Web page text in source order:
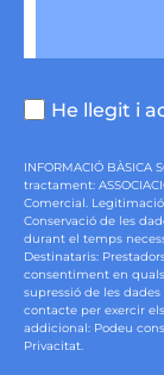
He llegit i
INFORMACIÓ BÀSICA
tractament:
Comercial.
Conservació de les
durant el temps
Destinataris:
consentiment en
supressió de les
contacte per exercir
addicional: Podeu
Privacitat.